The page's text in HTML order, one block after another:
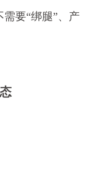
要“绑腿”、产